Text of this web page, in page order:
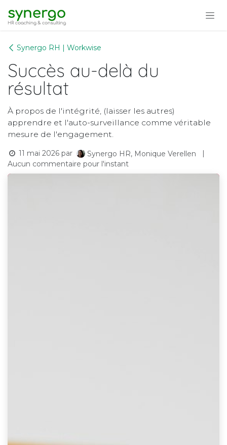
Synergo RH | Workwise
Succès au-delà du
résultat
À propos de l'intégrité, (laisser les autres)
apprendre et l'auto-surveillance comme véritable
mesure de l'engagement.
11 mai 2026 par Synergo HR, Monique Verellen
|
Aucun commentaire pour l'instant